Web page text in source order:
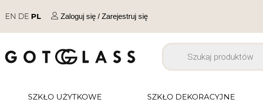
EN DE PL Zaloguj się / Zarejestruj się
SZKŁO UŻYTKOWE SZKŁO DEKORACYJNE